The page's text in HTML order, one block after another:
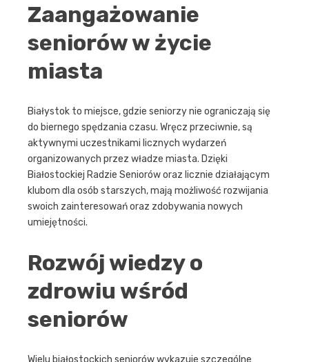
Zaangażowanie
seniorów w życie
miasta
Białystok to miejsce, gdzie seniorzy nie ograniczają się
do biernego spędzania czasu. Wręcz przeciwnie, są
aktywnymi uczestnikami licznych wydarzeń
organizowanych przez władze miasta. Dzięki
Białostockiej Radzie Seniorów oraz licznie działającym
klubom dla osób starszych, mają możliwość rozwijania
swoich zainteresowań oraz zdobywania nowych
umiejętności.
Rozwój wiedzy o
zdrowiu wśród
seniorów